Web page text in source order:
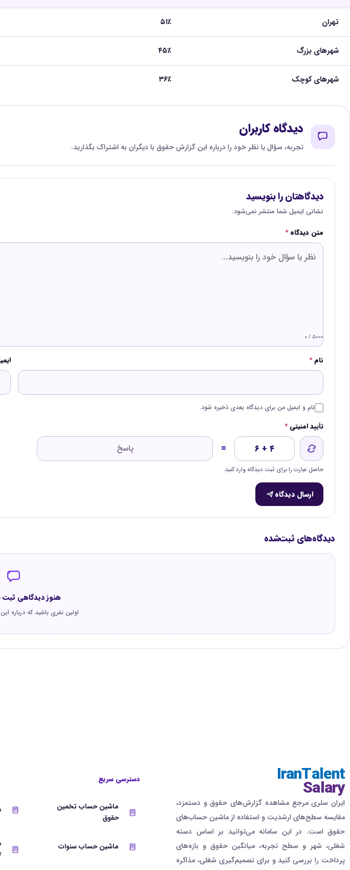
تهران ۵۱٪
شهرهای بزرگ ۴۵٪
شهرهای کوچک ۳۶٪
دیدگاه کاربران
تجربه، سؤال یا نظر خود را درباره این گزارش حقوق با دیگران به اشتراک بگذارید.
دیدگاهتان را بنویسید
نشانی ایمیل شما منتشر نمی‌شود.
متن دیدگاه*
۰ / ۵۰۰۰
نام*
نام و ایمیل من برای دیدگاه بعدی ذخیره شود.
تأیید امنیتی*
۶ + ۴ =
حاصل عبارت را برای ثبت دیدگاه وارد کنید.
ارسال دیدگاه
دیدگاه‌های ثبت‌شده
هنوز دیدگاهی
اولین نفری باشید که درباره
IranTalent
Salary
ایران سلری مرجع مشاهده گزارش‌های حقوق و دستمزد،
مقایسه سطح‌های ارشدیت و استفاده از ماشین حساب‌های
حقوق است. در این سامانه می‌توانید بر اساس دسته
شغلی، شهر و سطح تجربه، میانگین حقوق و بازه‌های
پرداخت را بررسی کنید و برای تصمیم‌گیری شغلی، مذاکره
دسترسی سریع
ماشین حساب تخمین
حقوق
ماشین حساب سنوات